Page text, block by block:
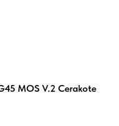
MOS V.2 Cerakote